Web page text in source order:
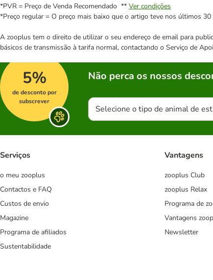
*PVR = Preço de Venda Recomendado ** Ver condições
*Preço regular = O preço mais baixo que o artigo teve nos últimos 30
A zooplus tem o direito de utilizar o seu endereço de email para
básicos de transmissão à tarifa normal, contactando o Serviço de
5%
de desconto por
subscrever
Não perca os nossos
Selecione o tipo de animal de
Serviços
o meu zooplus
Contactos e FAQ
Custos de envio
Magazine
Programa de afiliados
Sustentabilidade
Vantagens
zooplus Club
zooplus Relax
Programa de
Vantagens
Newsletter